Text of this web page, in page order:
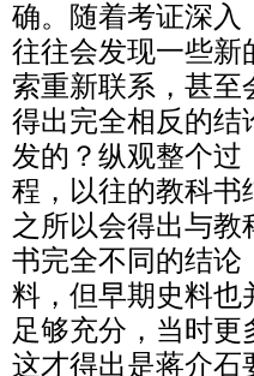
确。随着考证深入
往往会发现一些新
索重新联系，甚至
得出完全相反的结
发的？纵观整个过
程，以往的教科书
之所以会得出与教
书完全不同的结论
料，但早期史料也
足够充分，当时
这才得出是蒋介石